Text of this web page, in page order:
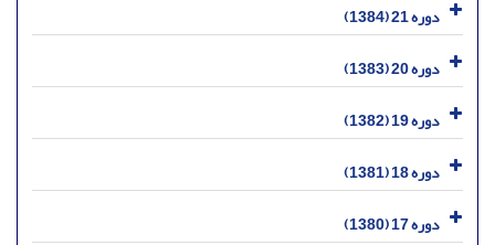
دوره 21 (1384)
دوره 20 (1383)
دوره 19 (1382)
دوره 18 (1381)
دوره 17 (1380)